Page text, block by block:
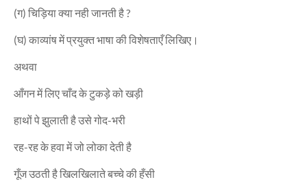
(ग) चिड़िया क्या नही जानती है ?
(घ) काव्यांष में प्रयुक्त भाषा की विशेषताएँ लिखिए।
अथवा
आँगन में लिए चाँद के टुकड़े को खड़ी
हाथों पे झुलाती है उसे गोद-भरी
रह-रह के हवा में जो लोका देती है
गूँज उठती है खिलखिलाते बच्चे की हँसी